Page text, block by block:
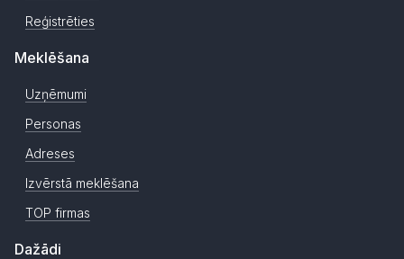
Reģistrēties
Meklēšana
Uzņēmumi
Personas
Adreses
Izvērstā meklēšana
TOP firmas
Dažādi